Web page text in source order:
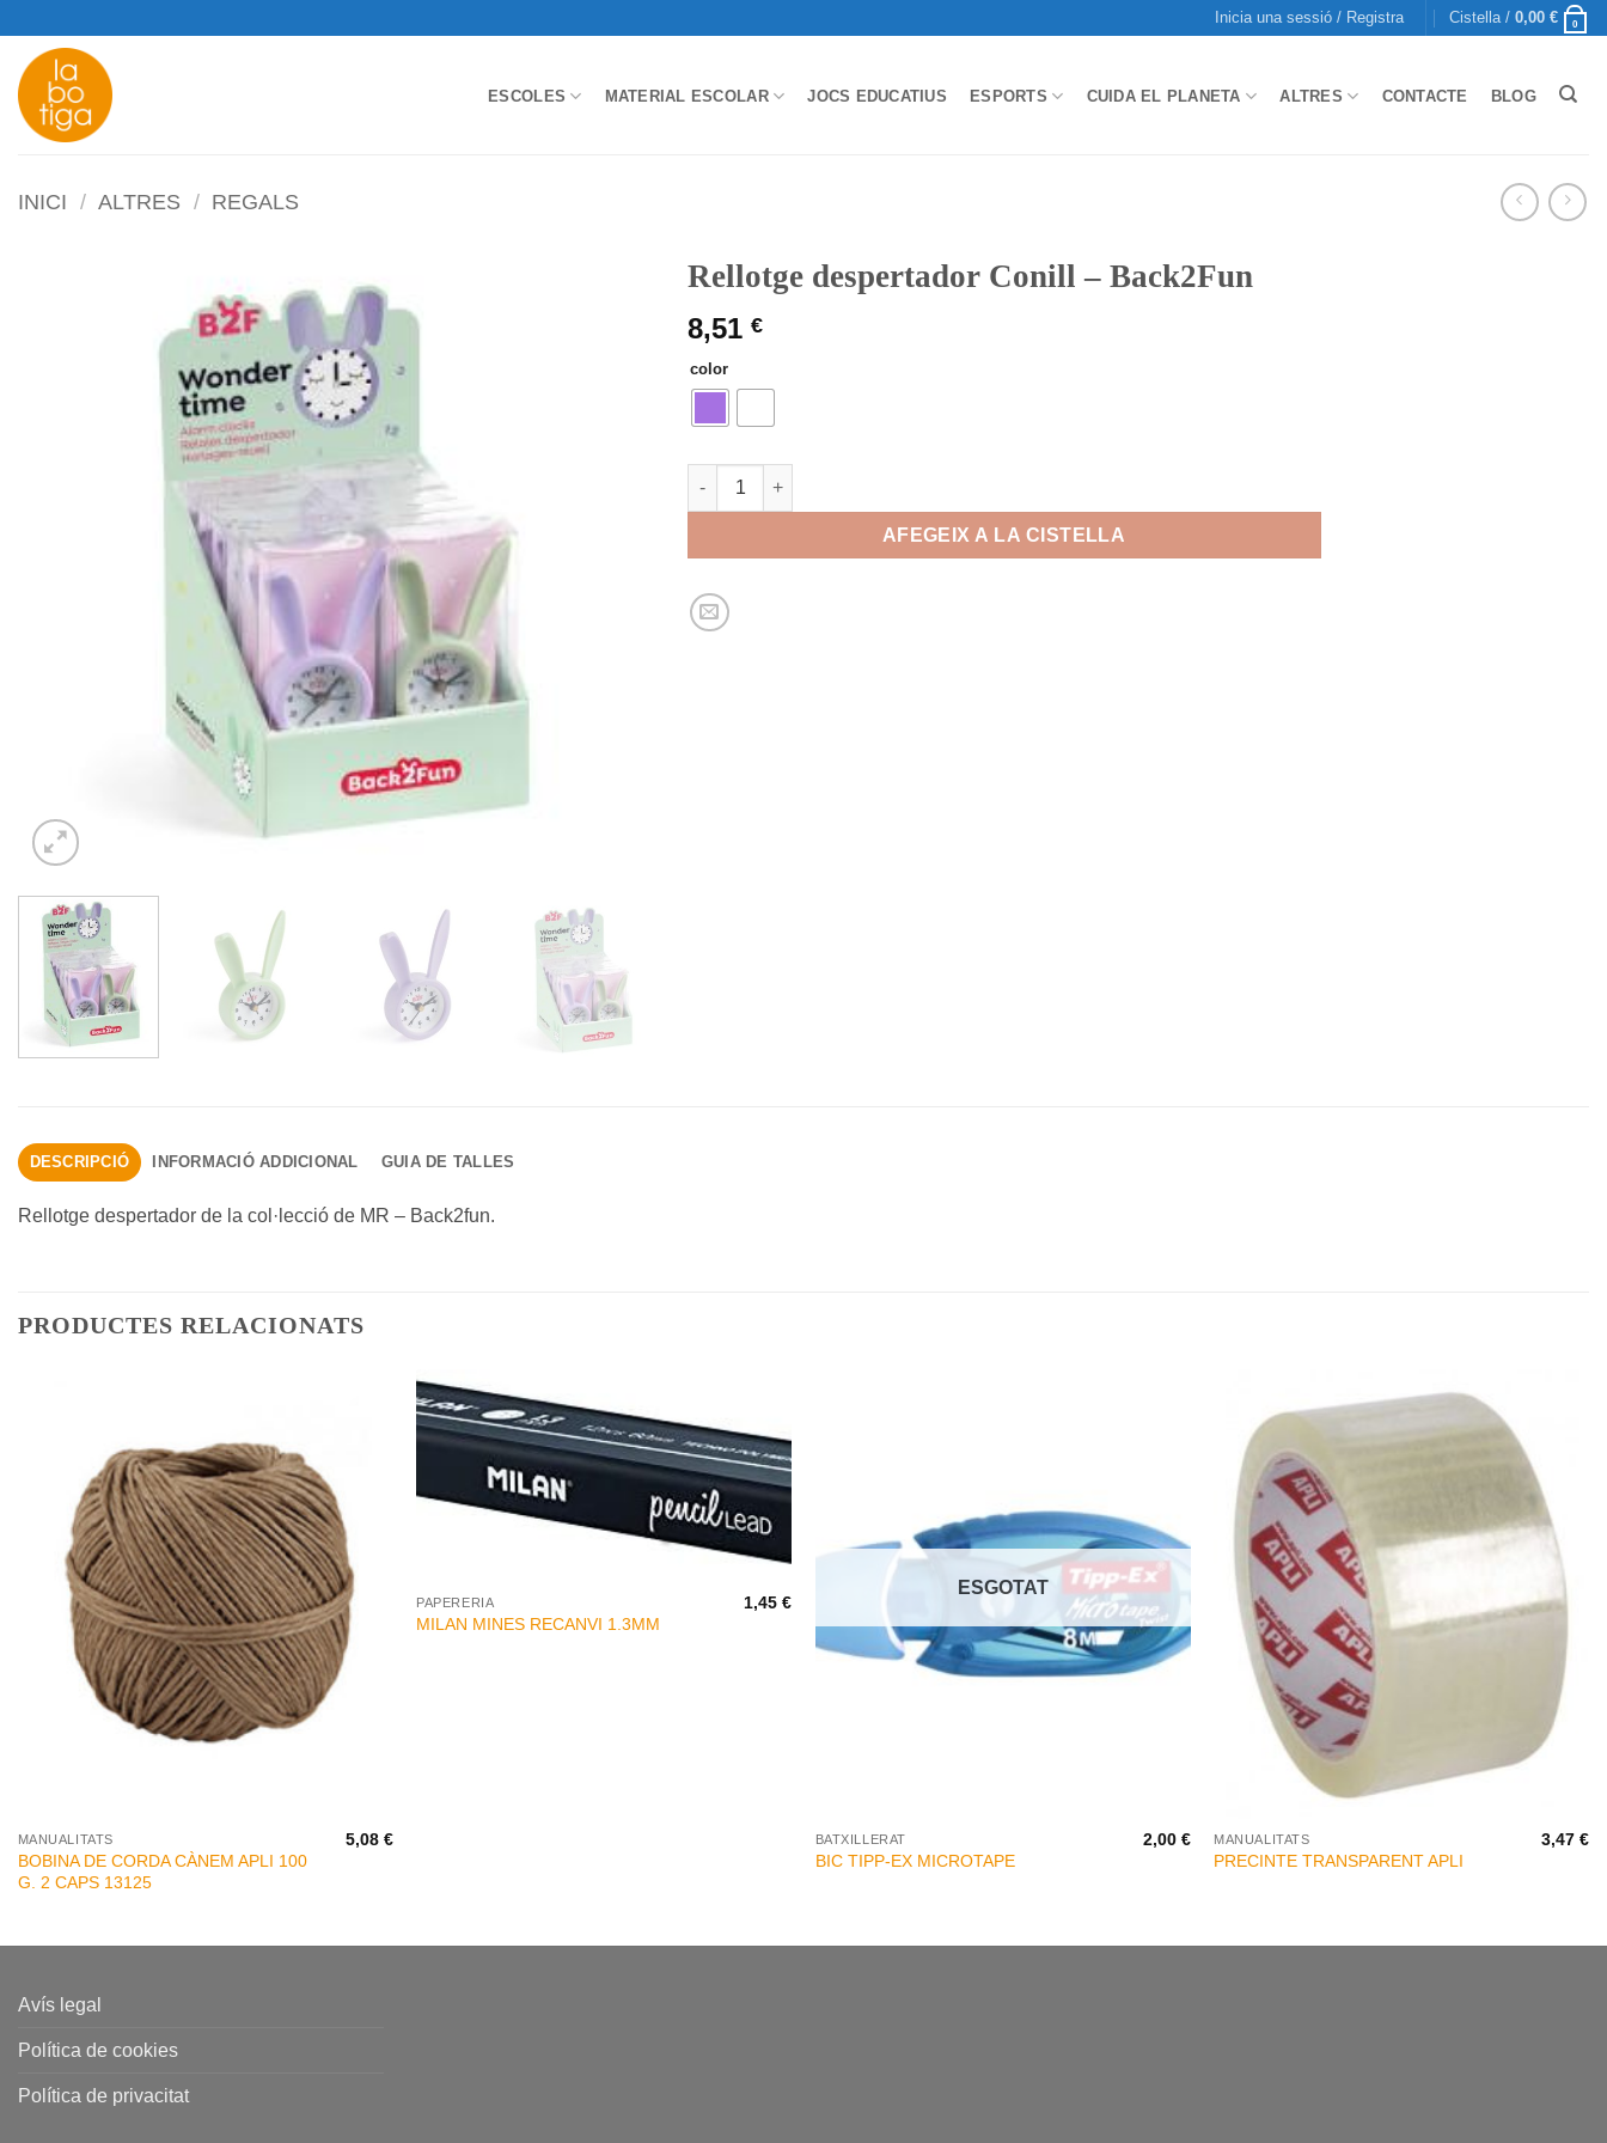
content
Inicia una sessió / Registra Cistella / 0,00 € 0
ESCOLES MATERIAL ESCOLAR JOCS EDUCATIUS ESPORTS CUIDA EL PLANETA ALTRES CONTACTE BLOG
INICI / ALTRES / REGALS
Rellotge despertador Conill – Back2Fun
8,51 €
color
quantitat de Rellotge despertador Conill - Back2Fun
AFEGEIX A LA CISTELLA
DESCRIPCIÓ INFORMACIÓ ADDICIONAL GUIA DE TALLES
Rellotge despertador de la col·lecció de MR – Back2fun.
PRODUCTES RELACIONATS
MANUALITATS
BOBINA DE CORDA CÀNEM APLI 100
G. 2 CAPS 13125
5,08 €
PAPERERIA
MILAN MINES RECANVI 1.3MM
1,45€
ESGOTAT
BATXILLERAT
BIC TIPP-EX MICROTAPE
2,00 € MANUALITATS
PRECINTE TRANSPARENT APLI
3,47€
Avís legal
Política de cookies
Política de privacitat